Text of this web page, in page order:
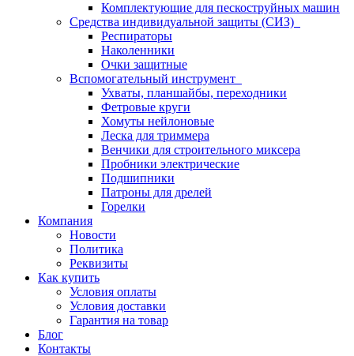
Комплектующие для пескоструйных машин
Средства индивидуальной защиты (СИЗ)
Респираторы
Наколенники
Очки защитные
Вспомогательный инструмент
Ухваты, планшайбы, переходники
Фетровые круги
Хомуты нейлоновые
Леска для триммера
Венчики для строительного миксера
Пробники электрические
Подшипники
Патроны для дрелей
Горелки
Компания
Новости
Политика
Реквизиты
Как купить
Условия оплаты
Условия доставки
Гарантия на товар
Блог
Контакты